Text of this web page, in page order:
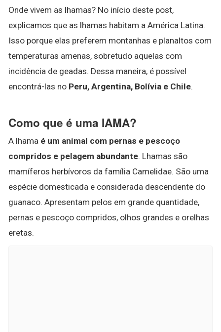
Onde vivem as lhamas? No início deste post,
explicamos que as lhamas habitam a América Latina.
Isso porque elas preferem montanhas e planaltos com
temperaturas amenas, sobretudo aquelas com
incidência de geadas. Dessa maneira, é possível
encontrá-las no Peru, Argentina, Bolívia e Chile.
Como que é uma IAMA?
A lhama é um animal com pernas e pescoço
compridos e pelagem abundante. Lhamas são
mamíferos herbívoros da família Camelidae. São uma
espécie domesticada e considerada descendente do
guanaco. Apresentam pelos em grande quantidade,
pernas e pescoço compridos, olhos grandes e orelhas
eretas.